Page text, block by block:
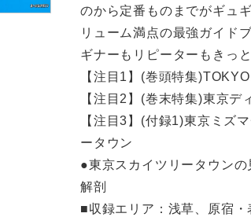
のから定番ものまでがギュ
リューム満点の最強ガイド
ギナーもリピーターもきっ
【注目1】(巻頭特集
【注目2】(巻末特集)東京デ
【注目3】(付録1)東京ミズ
ータウン
●東京スカイツリータウン
解剖
■収録エリア：浅草、原宿